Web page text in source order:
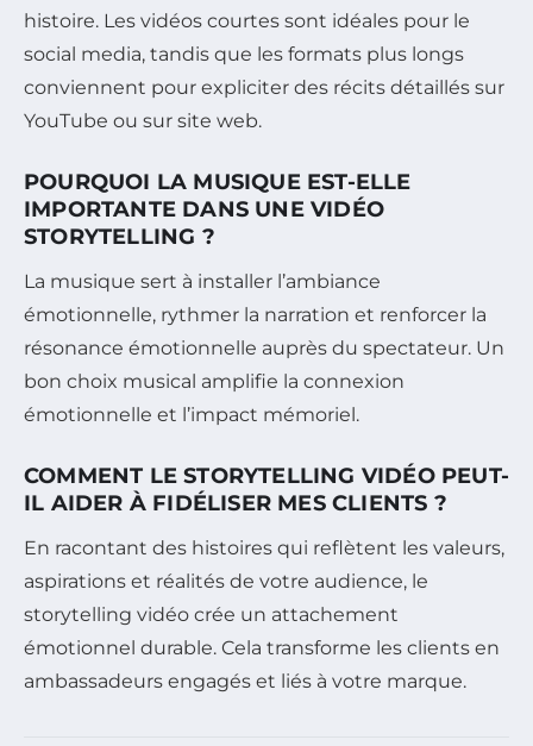
histoire. Les vidéos courtes sont idéales pour le
social media, tandis que les formats plus longs
conviennent pour expliciter des récits détaillés sur
YouTube ou sur site web.
POURQUOI LA MUSIQUE EST-ELLE
IMPORTANTE DANS UNE VIDÉO
STORYTELLING ?
La musique sert à installer l’ambiance
émotionnelle, rythmer la narration et renforcer la
résonance émotionnelle auprès du spectateur. Un
bon choix musical amplifie la connexion
émotionnelle et l’impact mémoriel.
COMMENT LE STORYTELLING VIDÉO PEUT-
IL AIDER À FIDÉLISER MES CLIENTS ?
En racontant des histoires qui reflètent les valeurs,
aspirations et réalités de votre audience, le
storytelling vidéo crée un attachement
émotionnel durable. Cela transforme les clients en
ambassadeurs engagés et liés à votre marque.